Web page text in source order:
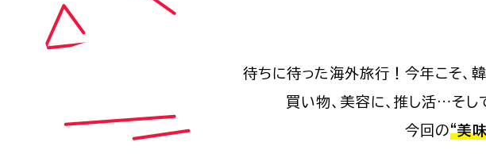
待ちに待った海外旅行！ 今年こそ、
買い物、美容に、推し活…そし
今回の“美